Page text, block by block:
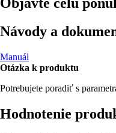
Objavte celú
Návody a
Manuál
Otázka k produktu
Potrebujete poradiť s
Hodnotenie